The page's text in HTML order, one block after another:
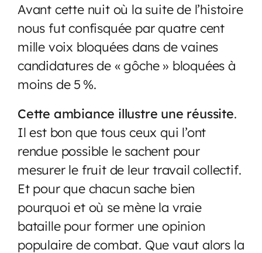
Avant cette nuit où la suite de l’histoire
nous fut confisquée par quatre cent
mille voix bloquées dans de vaines
candidatures de « gôche » bloquées à
moins de 5 %.
Cette ambiance illustre une réussite.
Il est bon que tous ceux qui l’ont
rendue possible le sachent pour
mesurer le fruit de leur travail collectif.
Et pour que chacun sache bien
pourquoi et où se mène la vraie
bataille pour former une opinion
populaire de combat. Que vaut alors la